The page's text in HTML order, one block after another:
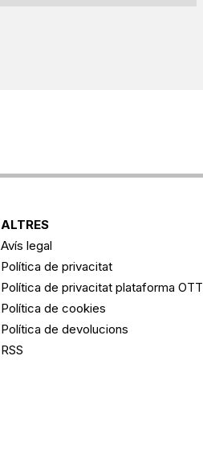
ALTRES
Avís legal
Política de privacitat
Política de privacitat plataforma OTT
Política de cookies
Política de devolucions
RSS